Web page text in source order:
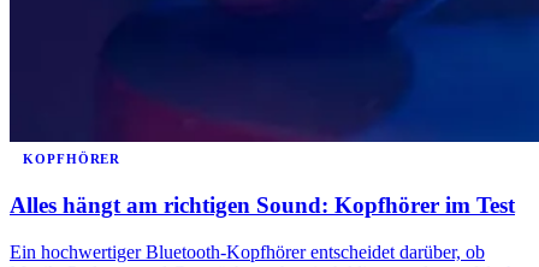
KOPFHÖRER
Alles hängt am richtigen Sound: Kopfhörer im Test
Ein hochwertiger Bluetooth-Kopfhörer entscheidet darüber, ob